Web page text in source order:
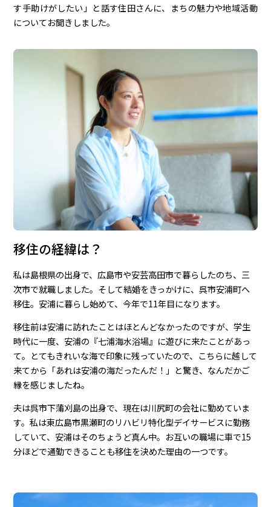
す手助けがしたい」と話す住田さんに、まちの魅力や地域活動
についてお聞きしました。
移住の経緯は？
私は島根県の出身で、広島市や安芸高田市で暮らしたのち、三
次市で就職しました。そして結婚をきっかけに、呉市安浦町へ
移住。安浦に暮らし始めて、今年で11年目になります。
移住前は安浦に訪れたことはほとんどなかったのですが、学生
時代に一度、安浦の『七浦海水浴場』に遊びに来たことがあっ
て。とてもきれいな海で印象に残っていたので、こちらに越して
来てから「あれは安浦の海だったんだ！」と驚き、なんだかご
縁を感じましたね。
夫は呉市下蒲刈島の出身で、現在は川尻町の会社に勤めていま
す。私は東広島市黒瀬町のリハビリ特化型デイサービスに勤務
していて、安浦はそのちょうど真ん中。お互いの職場に車で15
分ほどで通勤できることも移住を決めた理由の一つです。